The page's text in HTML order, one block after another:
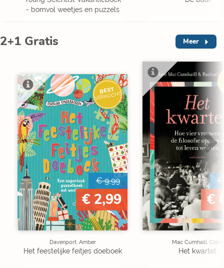
- bomvol weetjes en puzzels
2+1 Gratis Meer
BEST
VERKOCHT
€ 9,99
€ 2,99
Davenport, Amber
Het feestelijke feitjes doeboek
€
€
Mac Cumhaill, Clare
Het kwartet